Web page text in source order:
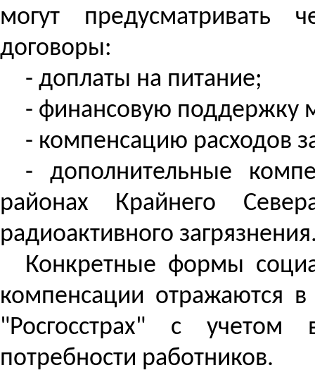
могут предусматривать
договоры:
- доплаты на питание;
- финансовую поддержку
- компенсацию расходов
- дополнительные
районах Крайнего
радиоактивного
Конкретные формы
компенсации отражаются
"Росгосстрах" с учетом
потребности работников.